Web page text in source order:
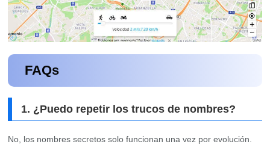
FAQs
1. ¿Puedo repetir los trucos de nombres?
No, los nombres secretos solo funcionan una vez por evolución.